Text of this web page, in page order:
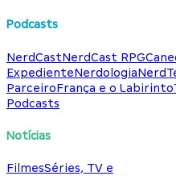
Podcasts
NerdCastNerdCast RPG
ExpedienteNerdologia
ParceiroFrança e o Labirinto
Podcasts
Notícias
FilmesSéries, TV e